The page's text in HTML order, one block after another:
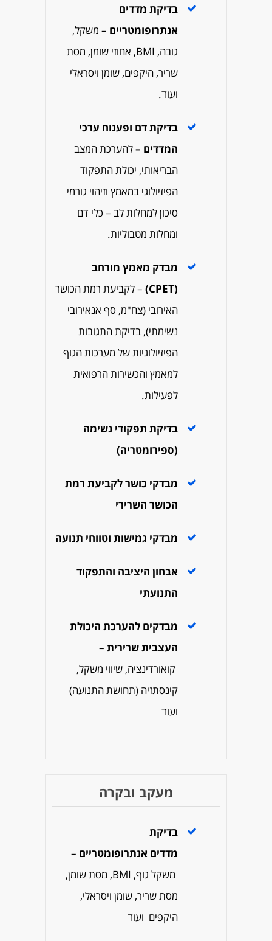
מעקב ובקרה
בדיקת
מדדים אנתרופומטריים –
משקל גוף, BMI, מסת שומן,
מסת שריר, שומן ויסראלי,
היקפים ועוד
בדיקת מדדים
אנתרופומטריים – משקל,
גובה, BMI, אחוזי שומן, מסת
שריר, היקפים, שומן ויסראלי
ועוד.
בדיקת דם ופענוח ערכי
המדדים –להערכת המצב
הבריאותי, יכולת התפקוד
הפיזיולוגי במאמץ וזיהוי גורמי
סיכון למחלות לב – כלי דם
ומחלות מטבוליות.
מבדק מאמץ מורחב
(CPET)
– לקביעת רמת הכושר
האירובי (צח"מ, סף אנאירובי
נשימתי), בדיקת התגובות
הפיזיולוגיות של מערכות הגוף
למאמץ והכשירות הרפואית
לפעילות.
בדיקת תפקודי נשימה
(ספירומטריה)
מבדקי כושר לקביעת רמת
הכושר השרירי
מבדקי גמישות וטווחי תנועה
אבחון היציבה והתפקוד
התנועתי
מבדקים להערכת היכולת
העצבית שרירית –
קואורדינציה, שיווי משקל,
קינסתזיה (תחושת התנועה)
ועוד